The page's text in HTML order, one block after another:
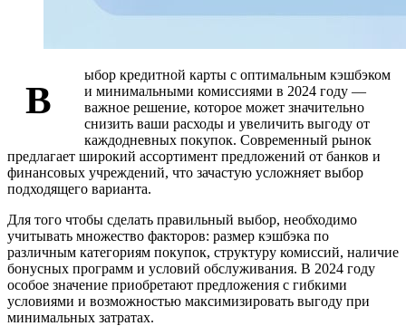
В
ыбор кредитной карты с оптимальным кэшбэком
и минимальными комиссиями в 2024 году —
важное решение, которое может значительно
снизить ваши расходы и увеличить выгоду от
каждодневных покупок. Современный рынок
предлагает широкий ассортимент предложений от банков и
финансовых учреждений, что зачастую усложняет выбор
подходящего варианта.
Для того чтобы сделать правильный выбор, необходимо
учитывать множество факторов: размер кэшбэка по
различным категориям покупок, структуру комиссий, наличие
бонусных программ и условий обслуживания. В 2024 году
особое значение приобретают предложения с гибкими
условиями и возможностью максимизировать выгоду при
минимальных затратах.